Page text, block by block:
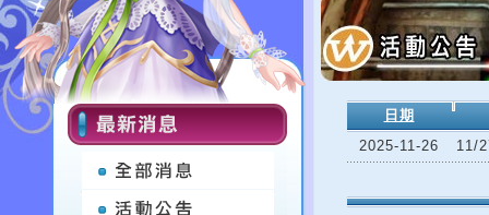
日期
2025-11-26
11/